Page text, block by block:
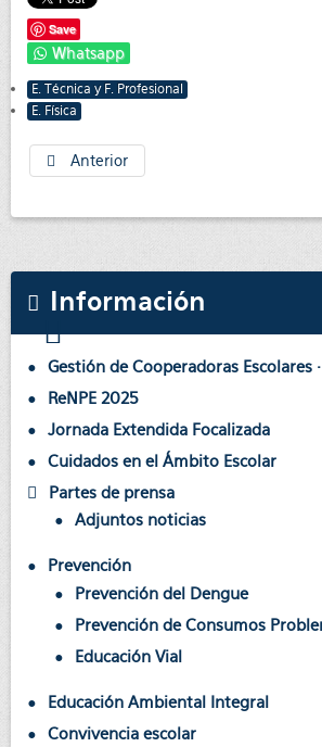
Save
Whatsapp
E. Técnica y F. Profesional
E. Física
Anterior
Información
Gestión de Cooperadoras Escolares
ReNPE 2025
Jornada Extendida Focalizada
Cuidados en el Ámbito Escolar
Partes de prensa
Adjuntos noticias
Prevención
Prevención del Dengue
Prevención de Consumos
Educación Vial
Educación Ambiental Integral
Convivencia escolar